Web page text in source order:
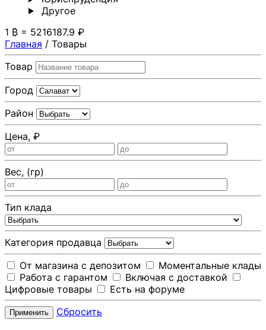
Другoе
1 ₿ = 5216187.9 ₽
Главная / Товары
Товар
Город
Район
Цена, ₽
Вес, (гр)
Тип клада
Категория продавца
От магазина с депозитом
Моментальные клады
Работа с гарантом
Включая с доставкой
Цифровые товары
Есть на форуме
Применить Сбросить